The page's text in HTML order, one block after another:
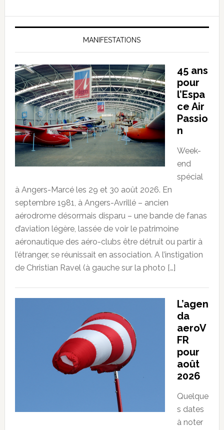
MANIFESTATIONS
45 ans
pour
l’Espa
ce Air
Passio
n
Week-
end
spécial
à Angers-Marcé les 29 et 30 août 2026. En
septembre 1981, à Angers-Avrillé – ancien
aérodrome désormais disparu – une bande de fanas
d’aviation légère, lassée de voir le patrimoine
aéronautique des aéro-clubs être détruit ou partir à
l’étranger, se réunissait en association. A l’instigation
de Christian Ravel (à gauche sur la photo […]
L’agen
da
aeroV
FR
pour
août
2026
Quelque
s dates
à noter